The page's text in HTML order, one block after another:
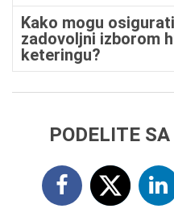
Kako mogu
zadovoljni izborom
keteringu?
PODELITE